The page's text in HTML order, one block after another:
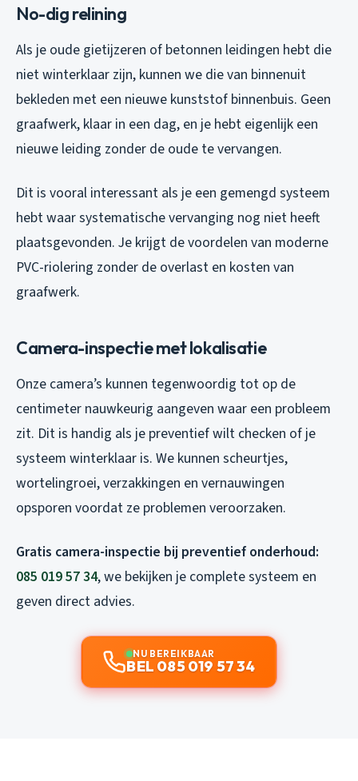
No-dig relining
Als je oude gietijzeren of betonnen leidingen hebt die
niet winterklaar zijn, kunnen we die van binnenuit
bekleden met een nieuwe kunststof binnenbuis. Geen
graafwerk, klaar in een dag, en je hebt eigenlijk een
nieuwe leiding zonder de oude te vervangen.
Dit is vooral interessant als je een gemengd systeem
hebt waar systematische vervanging nog niet heeft
plaatsgevonden. Je krijgt de voordelen van moderne
PVC-riolering zonder de overlast en kosten van
graafwerk.
Camera-inspectie met lokalisatie
Onze camera’s kunnen tegenwoordig tot op de
centimeter nauwkeurig aangeven waar een probleem
zit. Dit is handig als je preventief wilt checken of je
systeem winterklaar is. We kunnen scheurtjes,
wortelingroei, verzakkingen en vernauwingen
opsporen voordat ze problemen veroorzaken.
Gratis camera-inspectie bij preventief onderhoud:
085 019 57 34, we bekijken je complete systeem en
geven direct advies.
NU BEREIKBAAR
BEL 085 019 57 34